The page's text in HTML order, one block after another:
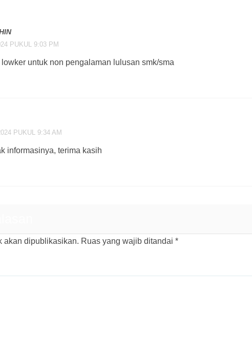
PUKUL 9:03 PM
untuk non pengalaman lulusan smk/sma
PUKUL 9:34 AM
informasinya, terima kasih
akan dipublikasikan. Ruas yang wajib ditandai *